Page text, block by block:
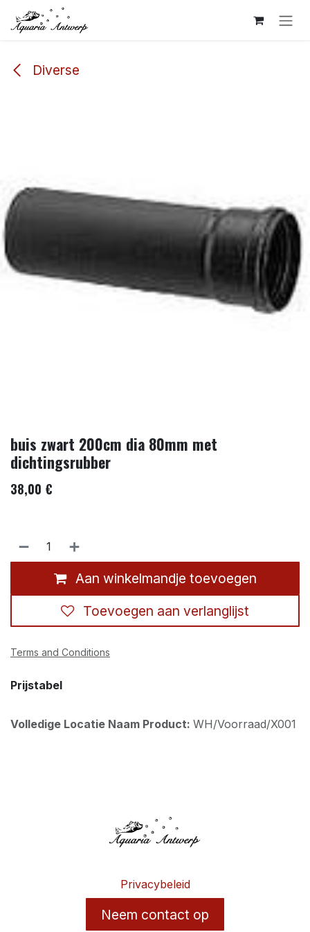
Overslaan naar inhoud
Diverse
buis zwart 200cm dia 80mm met
dichtingsrubber
38,00 €
Aan winkelmandje toevoegen
Toevoegen aan verlanglijst
Terms and Conditions
Prijstabel
Volledige Locatie Naam Product: WH/Voorraad/X001
Privacybeleid
Neem contact op